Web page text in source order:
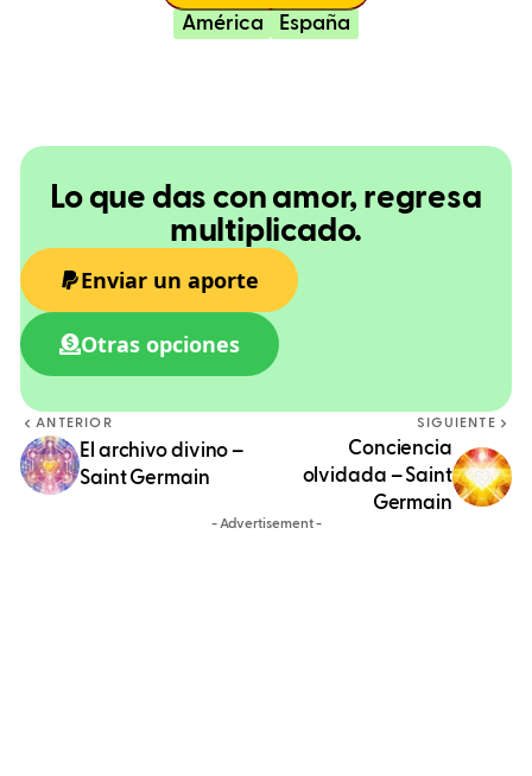
América España
Lo que das con amor, regresa
multiplicado.
Enviar un aporte
Otras opciones
ANTERIOR
El archivo divino –
Saint Germain
SIGUIENTE
Conciencia
olvidada – Saint
Germain
- Advertisement -